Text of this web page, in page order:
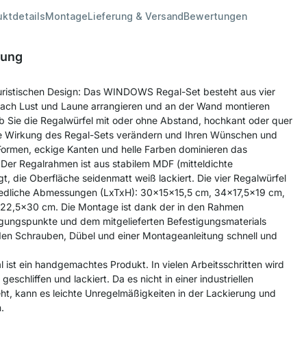
MontageLieferung & VersandBewertungen
Design: Das WINDOWS Regal-Set besteht aus vier
Lust und Laune arrangieren und an der Wand montieren
Sie die Regalwürfel mit oder ohne Abstand, hochkant oder quer
Wirkung des Regal-Sets verändern und Ihren Wünschen und
eckige Kanten und helle Farben dominieren das
Regalrahmen ist aus stabilem MDF (mitteldichte
die Oberfläche seidenmatt weiß lackiert. Die vier Regalwürfel
Abmessungen (LxTxH): 30x15x15,5 cm, 34x17,5x19 cm,
cm. Die Montage ist dank der in den Rahmen
und dem mitgelieferten Befestigungsmaterials
Schrauben, Dübel und einer Montageanleitung schnell und
ist ein handgemachtes Produkt. In vielen Arbeitsschritten wird
und lackiert. Da es nicht in einer industriellen
kann es leichte Unregelmäßigkeiten in der Lackierung und